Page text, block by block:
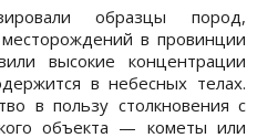
образцы пород,
в провинции
высокие концентрации
в небесных телах.
в пользу столкновения с
объекта — кометы или